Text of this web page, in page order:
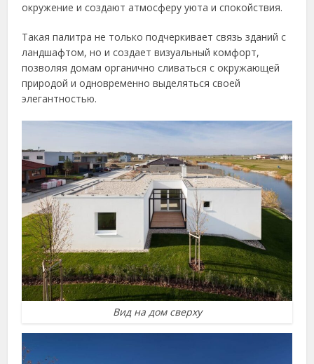
окружение и создают атмосферу уюта и спокойствия.
Такая палитра не только подчеркивает связь зданий с
ландшафтом, но и создает визуальный комфорт,
позволяя домам органично сливаться с окружающей
природой и одновременно выделяться своей
элегантностью.
Вид на дом сверху